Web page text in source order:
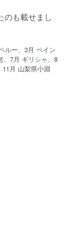
のも載せまし
ルー、3月 ペイン
、7月 ギリシャ、8
月 山梨県小淵